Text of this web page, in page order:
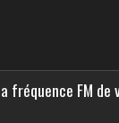
fréquence FM de